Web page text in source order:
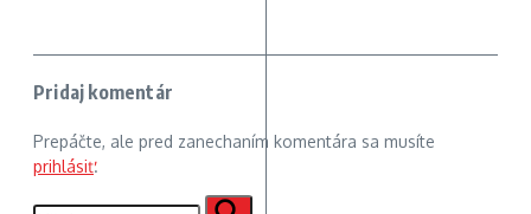
Pridaj komentár
Prepáčte, ale pred zanechaním komentára sa musíte
prihlásiť.
Hľadať: